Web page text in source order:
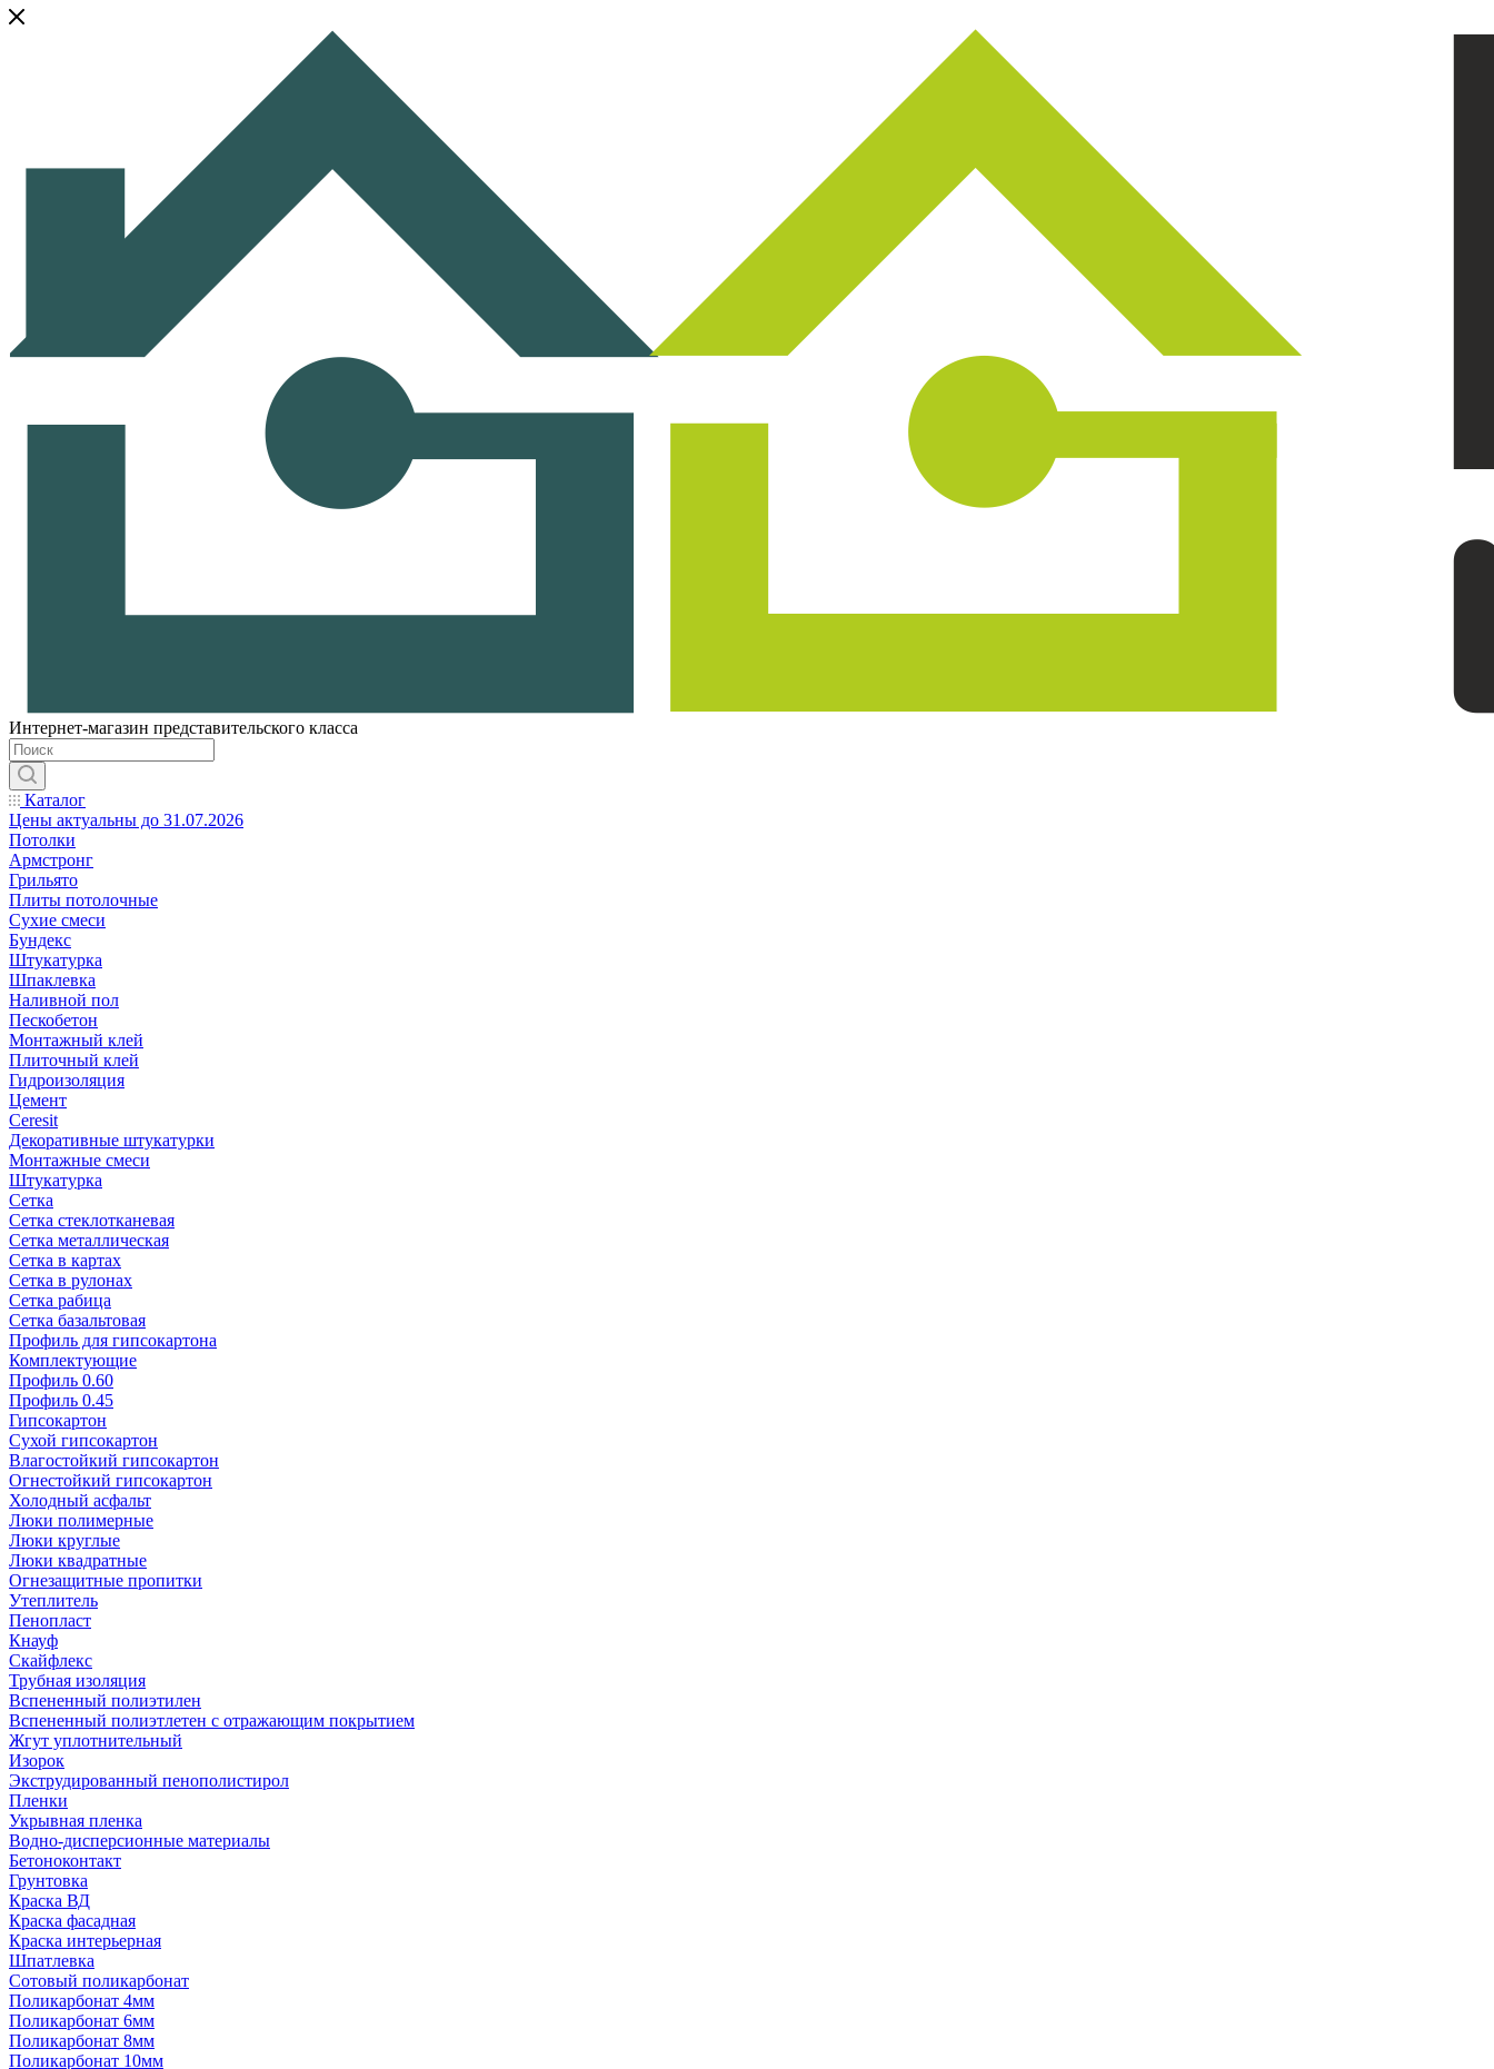
Интернет-магазин представительского класса
Каталог
Цены актуальны до 31.07.2026
Потолки
Армстронг
Грильято
Плиты потолочные
Сухие смеси
Бундекс
Штукатурка
Шпаклевка
Наливной пол
Пескобетон
Монтажный клей
Плиточный клей
Гидроизоляция
Цемент
Ceresit
Декоративные штукатурки
Монтажные смеси
Штукатурка
Сетка
Сетка стеклотканевая
Сетка металлическая
Сетка в картах
Сетка в рулонах
Сетка рабица
Сетка базальтовая
Профиль для гипсокартона
Комплектующие
Профиль 0.60
Профиль 0.45
Гипсокартон
Сухой гипсокартон
Влагостойкий гипсокартон
Огнестойкий гипсокартон
Холодный асфальт
Люки полимерные
Люки круглые
Люки квадратные
Огнезащитные пропитки
Утеплитель
Пенопласт
Кнауф
Скайфлекс
Трубная изоляция
Вспененный полиэтилен
Вспененный полиэтлетен с отражающим покрытием
Жгут уплотнительный
Изорок
Экструдированный пенополистирол
Пленки
Укрывная пленка
Водно-дисперсионные материалы
Бетоноконтакт
Грунтовка
Краска ВД
Краска фасадная
Краска интерьерная
Шпатлевка
Сотовый поликарбонат
Поликарбонат 4мм
Поликарбонат 6мм
Поликарбонат 8мм
Поликарбонат 10мм